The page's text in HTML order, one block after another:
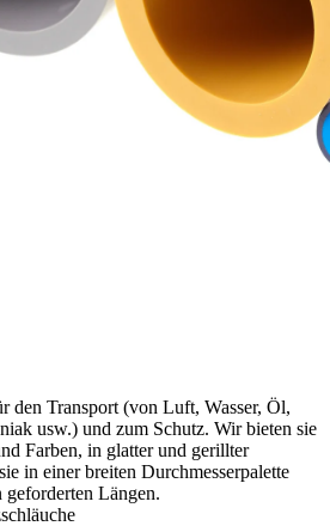
den Transport (von Luft, Wasser, Öl,
usw.) und zum Schutz. Wir bieten sie
Farben, in glatter und gerillter
in einer breiten Durchmesserpalette
Längen.